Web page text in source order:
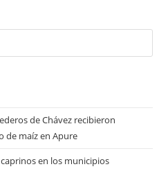
de Chávez recibieron
de maíz en Apure
en los municipios